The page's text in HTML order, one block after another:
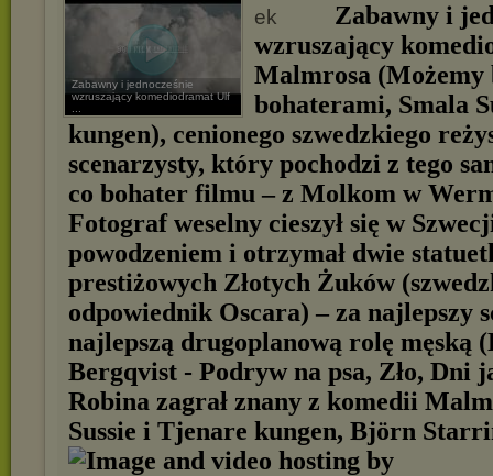
Zabawny i jednocześnie
wzruszający komediodramat Ulf
...
Zabawny i
wzruszający
Malmrosa (Możemy
bohaterami, Smala
kungen), cenionego szwedzkiego
scenarzysty, który pochodzi z tego
co bohater filmu – z Molkom w
Fotograf weselny cieszył się w
powodzeniem i otrzymał dwie
prestiżowych Złotych Żuków
odpowiednik Oscara) – za najlepszy
najlepszą drugoplanową rolę męską
Bergqvist - Podryw na psa, Zło, Dni
Robina zagrał znany z komedii
Sussie i Tjenare kungen, Björn